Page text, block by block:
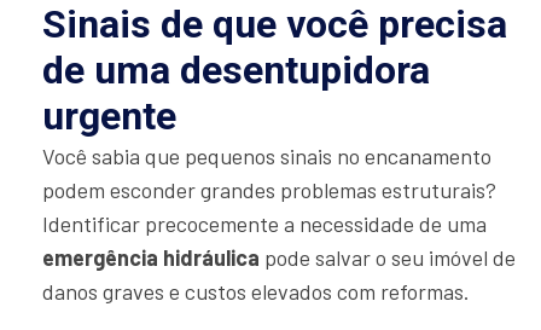
Sinais de que você precisa
de uma desentupidora
urgente
Você sabia que pequenos sinais no encanamento
podem esconder grandes problemas estruturais?
Identificar precocemente a necessidade de uma
emergência hidráulica pode salvar o seu imóvel de
danos graves e custos elevados com reformas.